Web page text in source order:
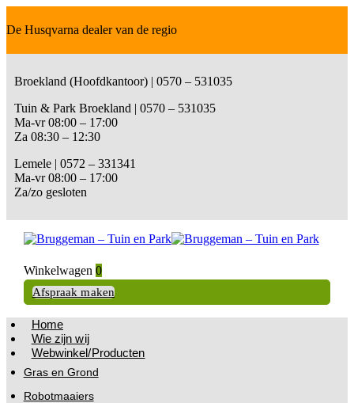
De Husqvarna dealer van de regio
Broekland (Hoofdkantoor) | 0570 – 531035
Tuin & Park Broekland | 0570 – 531035
Ma-vr 08:00 – 17:00
Za 08:30 – 12:30
Lemele | 0572 – 331341
Ma-vr 08:00 – 17:00
Za/zo gesloten
Winkelwagen 0
Afspraak maken
Home
Wie zijn wij
Webwinkel/Producten
Gras en Grond
Robotmaaiers